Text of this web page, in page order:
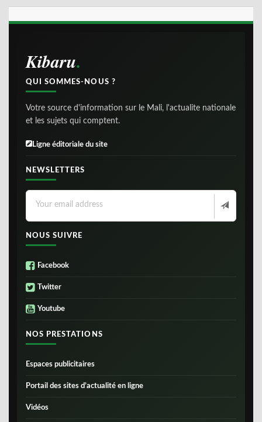
Kibaru
QUI SOMMES-NOUS ?
Votre source d'information sur le Mali, l'actualite nationale
et les sujets qui comptent.
Ligne éditoriale du site
NEWSLETTERS
NOUS SUIVRE
Facebook
Twitter
Youtube
NOS PRESTATIONS
Espaces publicitaires
Portail des sites d’actualité en ligne
Vidéos